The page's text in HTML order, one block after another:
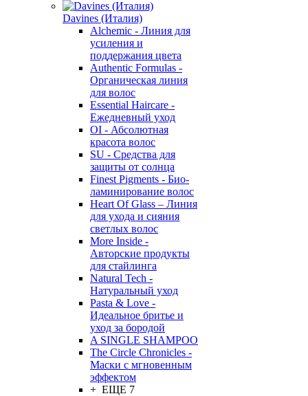
Davines (Италия)
Alchemic - Линия для
усиления и
поддержания цвета
Authentic Formulas -
Органическая линия
для волос
Essential Haircare -
Eжедневный уход
OI - Абсолютная
красота волос
SU - Средства для
защиты от солнца
Finest Pigments - Био-
ламинирование волос
Heart Of Glass – Линия
для ухода и сияния
светлых волос
More Inside -
Авторские продукты
для стайлинга
Natural Tech -
Натуральный уход
Pasta & Love -
Идеальное бритье и
уход за бородой
A SINGLE SHAMPOO
The Circle Chronicles -
Маски с мгновенным
эффектом
+ ЕЩЕ 7